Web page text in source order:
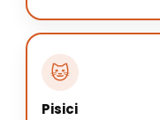
🐱
Pisici